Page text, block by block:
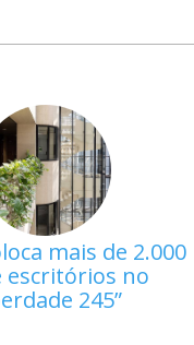
mais de 2.000
escritórios no
245